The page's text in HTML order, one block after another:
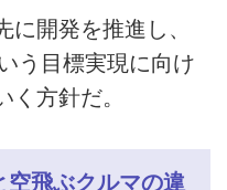
に開発を推進し、
う目標実現に向け
方針だ。
空飛ぶクルマの違